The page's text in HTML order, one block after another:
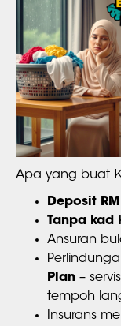
Apa yang buat
Deposit
Tanpa kad
Ansuran
Plan –
tempoh
Insurans